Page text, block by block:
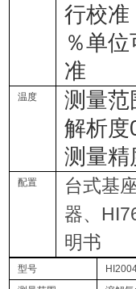
行校准
％单
准
温度
测量范
解析度
测量精
配置
台式基
器、
明书
型号